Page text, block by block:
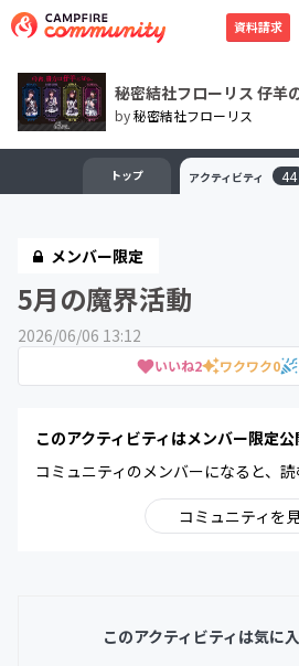
資料請求
秘密結社フローリス 仔羊
by秘密結社フローリス
トップ アクティビティ 44
メンバー限定
5月の魔界活動
2026/06/06 13:12
いいね2 ワクワク0
このアクティビティはメンバー限定公
コミュニティのメンバーになると、読
コミュニティを
このアクティビティは気に